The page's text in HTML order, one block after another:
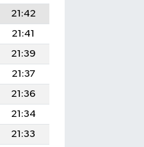
21:42
21:41
21:39
21:37
21:36
21:34
21:33